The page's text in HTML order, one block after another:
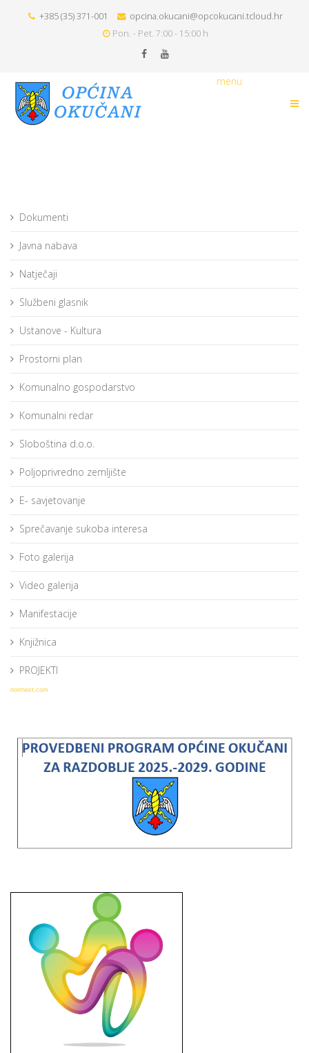
+385 (35) 371-001
opcina.okucani@opcokucani.tcloud.hr
Pon. - Pet. 7:00 - 15:00 h
menu
Dokumenti
Javna nabava
Natječaji
Službeni glasnik
Ustanove - Kultura
Prostorni plan
Komunalno gospodarstvo
Komunalni redar
Sloboština d.o.o.
Poljoprivredno zemljište
E- savjetovanje
Sprečavanje sukoba interesa
Foto galerija
Video galerija
Manifestacije
Knjižnica
PROJEKTI
norrnext.com